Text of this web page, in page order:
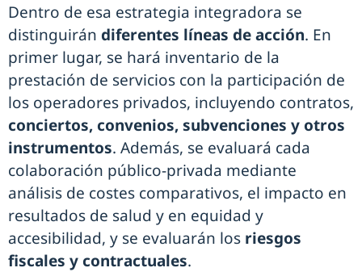
Dentro de esa estrategia integradora se
distinguirán diferentes líneas de acción. En
primer lugar, se hará inventario de la
prestación de servicios con la participación de
los operadores privados, incluyendo contratos,
conciertos, convenios, subvenciones y otros
instrumentos. Además, se evaluará cada
colaboración público-privada mediante
análisis de costes comparativos, el impacto en
resultados de salud y en equidad y
accesibilidad, y se evaluarán los riesgos
fiscales y contractuales.